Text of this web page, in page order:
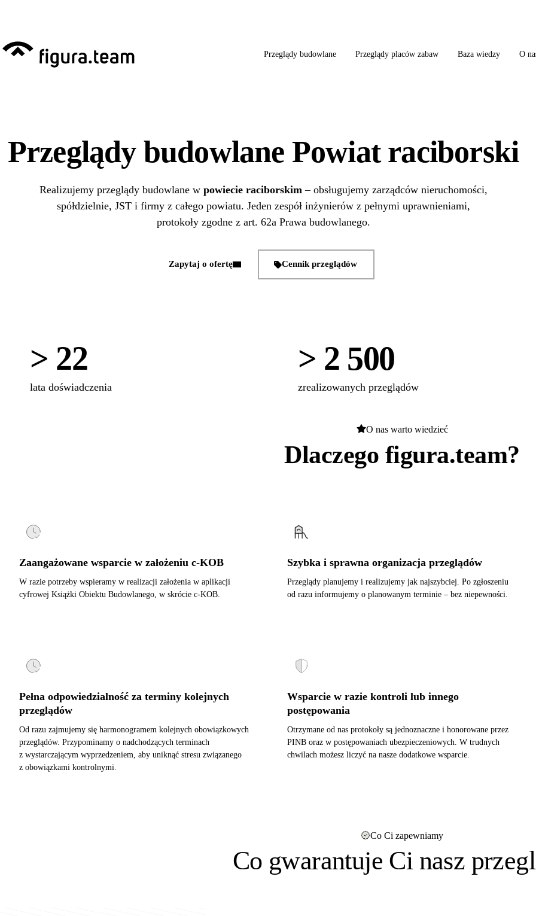
Przeglądy budowlane Przeglądy placów zabaw Baza wiedzy O
Przeglądy budowlane Powiat raciborski
Realizujemy przeglądy budowlane w powiecie raciborskim – obsługujemy zarządców nieruchomości,
spółdzielnie, JST i firmy z całego powiatu. Jeden zespół inżynierów z pełnymi uprawnieniami,
protokoły zgodne z art. 62a Prawa budowlanego.
Zapytaj o ofertę Cennik przeglądów
> 22
lata doświadczenia
> 2 500
zrealizowanych przeglądów
O nas warto wiedzieć
Dlaczego figura.team?
Zaangażowane wsparcie w założeniu c-KOB
W razie potrzeby wspieramy w realizacji założenia w aplikacji
cyfrowej Książki Obiektu Budowlanego, w skrócie c-KOB.
Szybka i sprawna organizacja przeglądów
Przeglądy planujemy i realizujemy jak najszybciej. Po zgłoszeniu
od razu informujemy o planowanym terminie – bez niepewności.
Pełna odpowiedzialność za terminy kolejnych
przeglądów
Od razu zajmujemy się harmonogramem kolejnych obowiązkowych
przeglądów. Przypominamy o nadchodzących terminach
z wystarczającym wyprzedzeniem, aby uniknąć stresu związanego
z obowiązkami kontrolnymi.
Wsparcie w razie kontroli lub innego
postępowania
Otrzymane od nas protokoły są jednoznaczne i honorowane przez
PINB oraz w postępowaniach ubezpieczeniowych. W trudnych
chwilach możesz liczyć na nasze dodatkowe wsparcie.
Co Ci zapewniamy
Co gwarantuje Ci nasz